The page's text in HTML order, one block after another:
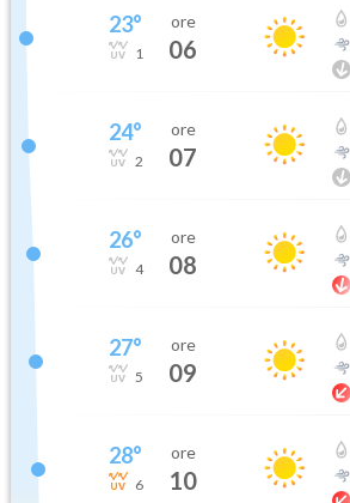
23°
1
ore
06
24°
2
ore
07
26°
4
ore
08
27°
5
ore
09
28°
6
ore
10